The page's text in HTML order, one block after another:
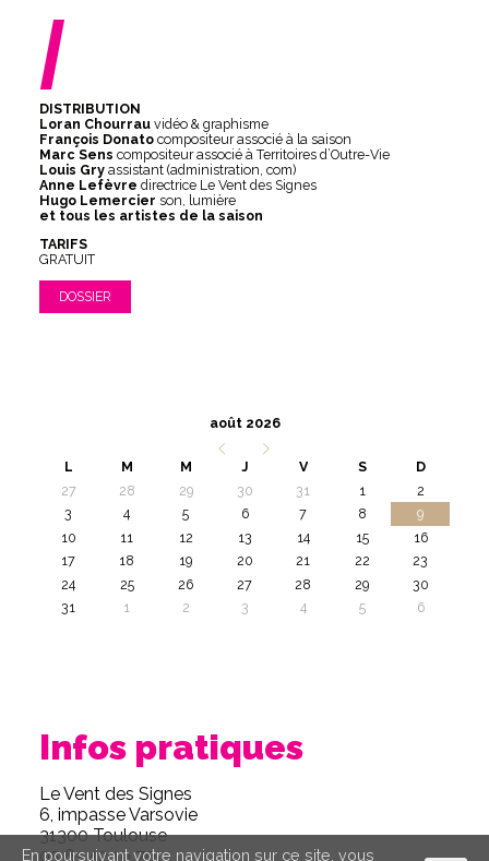
/
DISTRIBUTION
Loran Chourrau vidéo & graphisme
François Donato compositeur associé à la saison
Marc Sens compositeur associé à Territoires d’Outre-Vie
Louis Gryassistant (administration, com)
Anne Lefèvre directrice Le Vent des Signes
Hugo Lemercier son, lumière
et tous les artistes de la saison
TARIFS
GRATUIT
DOSSIER
août 2026
L M M J V S
D
27
28 29 30 31 1
2
3
4 5 6 7 8
9
10
11 12 13 14 15
16
17
18 19 20 21 22
23
24
25 26 27 28 29
30
31
1 2 3 4 5 6
Infos pratiques
Le Vent des Signes
6, impasse Varsovie
31300 Toulouse
05 61 42 10 70
En poursuivant votre navigation sur ce site, vous